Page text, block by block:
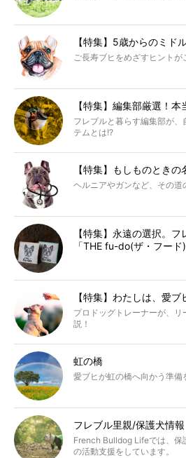
【特集】5歳からのミド
ご長寿ブヒをめざすヒントが
【特集】編集部厳選！
フレブルと暮らす編集部が
テムとは!?
【特集】もしものときの
ヘルニアやガンなど、その道
【特集】永遠の選択。
「THE fu-do(ザ・フード)
【特集】わたしは、愛ブ
プロドッグトレーナーが、
説！
虹の橋
愛ブヒが虹の橋へ向かう準備
フレブル里親/保護犬情報
French Bulldog Lifeでは、保
の活動支援をしています。